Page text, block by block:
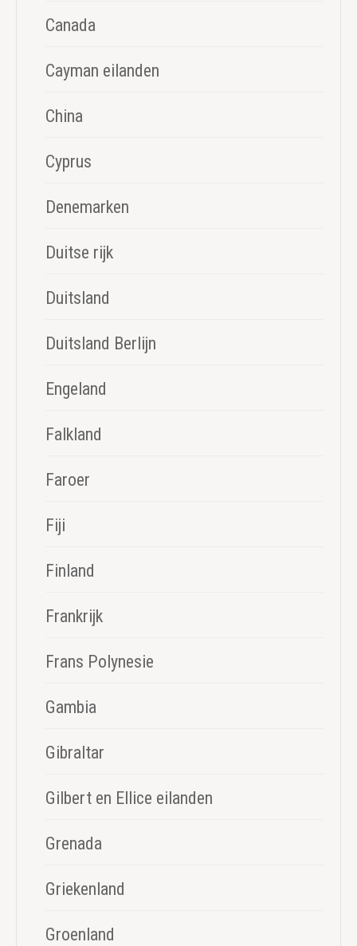
Canada
Cayman eilanden
China
Cyprus
Denemarken
Duitse rijk
Duitsland
Duitsland Berlijn
Engeland
Falkland
Faroer
Fiji
Finland
Frankrijk
Frans Polynesie
Gambia
Gibraltar
Gilbert en Ellice eilanden
Grenada
Griekenland
Groenland